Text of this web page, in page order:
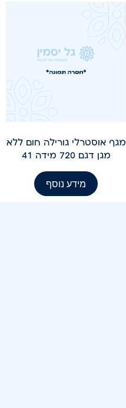
מגף אוסטרלי גורילה חום ללא
מגן דגם 720 מידה 41
מידע נוסף